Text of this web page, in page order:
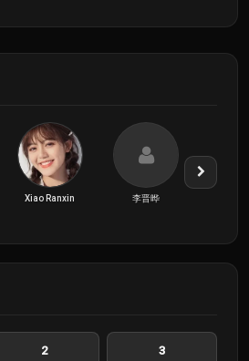
Xiao Ranxin 李晋晔
2
3